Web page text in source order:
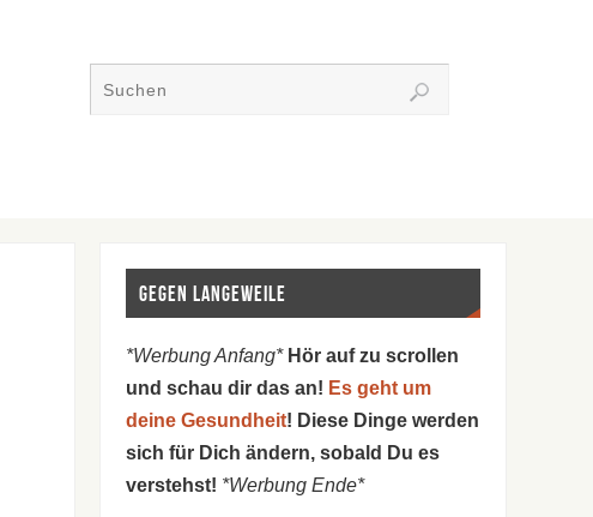
Gegen Langeweile
*Werbung Anfang* Hör auf zu scrollen
und schau dir das an! Es geht um
deine Gesundheit! Diese Dinge werden
sich für Dich ändern, sobald Du es
verstehst! *Werbung Ende*